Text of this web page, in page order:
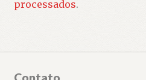
processados.